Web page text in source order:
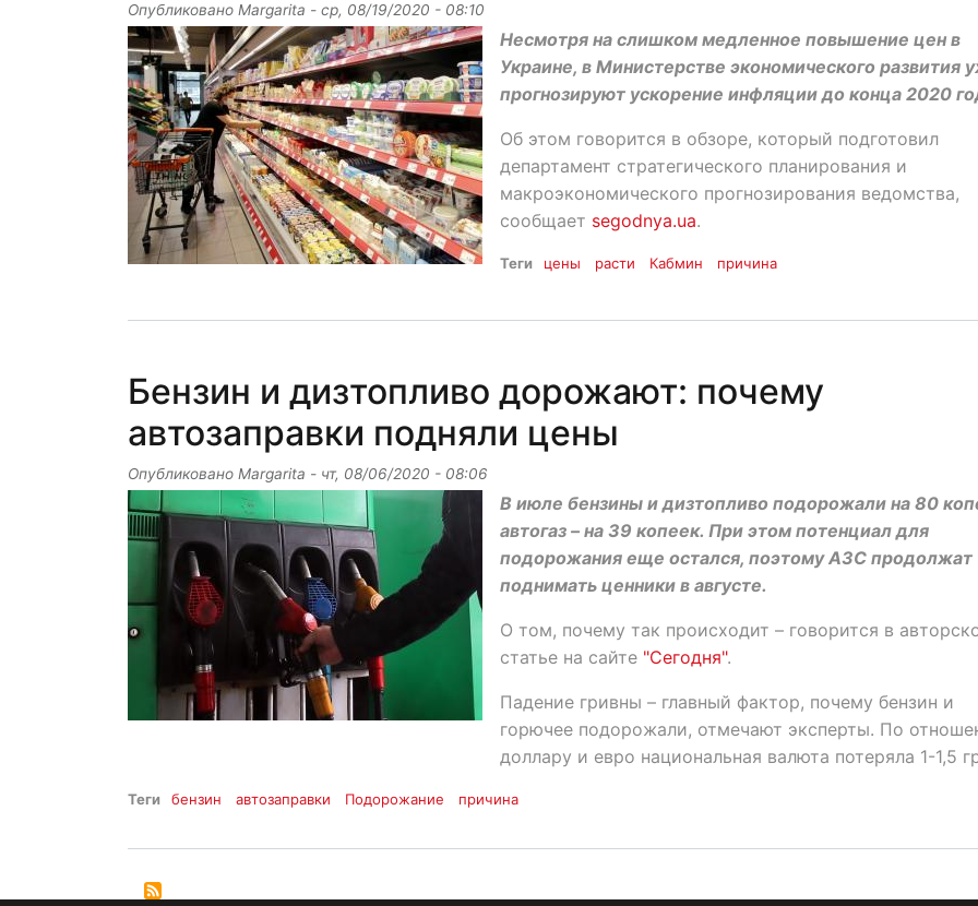
Опубликовано Margarita - ср, 08/19/2020 - 08:10
Несмотря на слишком медленное повышение цен в
Украине, в Министерстве экономического развития
прогнозируют ускорение инфляции до конца 2020
Об этом говорится в обзоре, который подготовил
департамент стратегического планирования и
макроэкономического прогнозирования ведомства,
сообщает segodnya.ua.
Теги цены расти Кабмин причина
Бензин и дизтопливо дорожают: почему
автозаправки подняли цены
Опубликовано Margarita - чт, 08/06/2020 - 08:06
В июле бензины и дизтопливо подорожали на 80
автогаз – на 39 копеек. При этом потенциал для
подорожания еще остался, поэтому АЗС продолжат
поднимать ценники в августе.
О том, почему так происходит – говорится в
статье на сайте "Сегодня".
Падение гривны – главный фактор, почему бензин и
горючее подорожали, отмечают эксперты. По
доллару и евро национальная валюта потеряла 1-1,5
Теги бензин автозаправки Подорожание причина